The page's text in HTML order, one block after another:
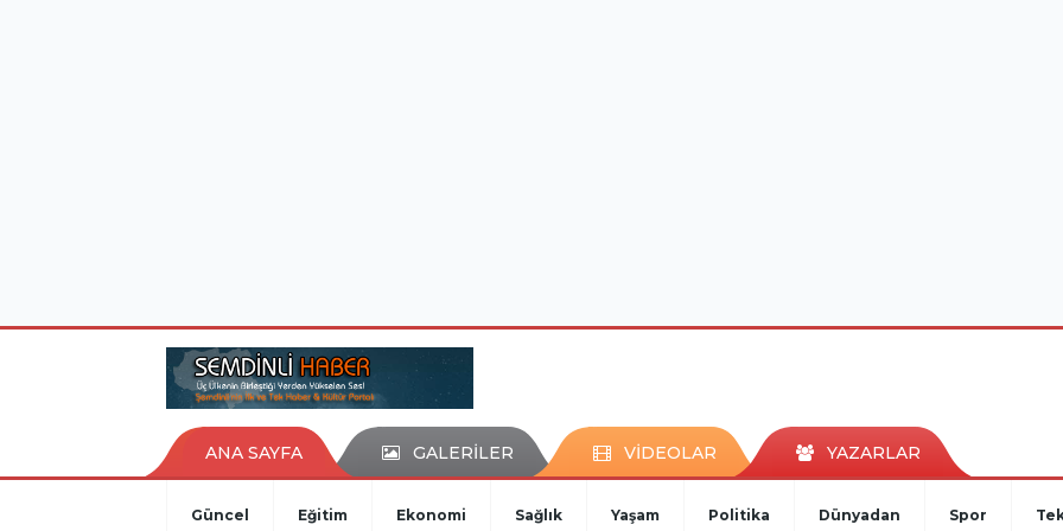
ANA SAYFA GALERİLER VİDEOLAR YAZARLAR
Güncel Eğitim Ekonomi Sağlık Yaşam Politika Dünyadan Spor